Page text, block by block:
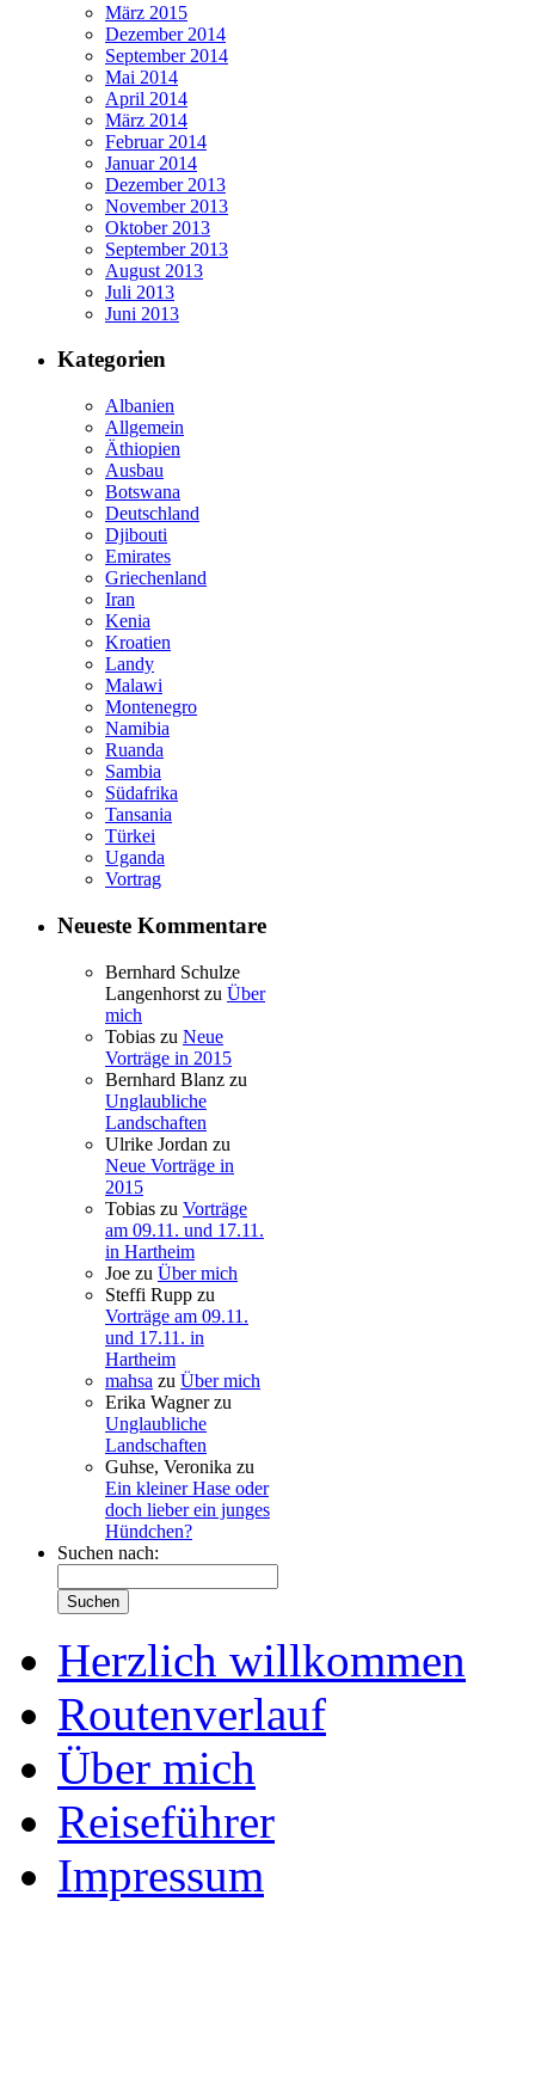
März 2015
Dezember 2014
September 2014
Mai 2014
April 2014
März 2014
Februar 2014
Januar 2014
Dezember 2013
November 2013
Oktober 2013
September 2013
August 2013
Juli 2013
Juni 2013
Kategorien
Albanien
Allgemein
Äthiopien
Ausbau
Botswana
Deutschland
Djibouti
Emirates
Griechenland
Iran
Kenia
Kroatien
Landy
Malawi
Montenegro
Namibia
Ruanda
Sambia
Südafrika
Tansania
Türkei
Uganda
Vortrag
Neueste Kommentare
Bernhard Schulze
Langenhorst zu Über
mich
Tobias zu Neue
Vorträge in 2015
Bernhard Blanz zu
Unglaubliche
Landschaften
Ulrike Jordan zu
Neue Vorträge in
2015
Tobias zu Vorträge
am 09.11. und 17.11.
in Hartheim
Joe zu Über mich
Steffi Rupp zu
Vorträge am 09.11.
und 17.11. in
Hartheim
mahsa zu Über mich
Erika Wagnerzu
Unglaubliche
Landschaften
Guhse, Veronika zu
Ein kleiner Hase oder
doch lieber ein junges
Hündchen?
Suchen nach:
Herzlich willkommen
Routenverlauf
Über mich
Reiseführer
Impressum